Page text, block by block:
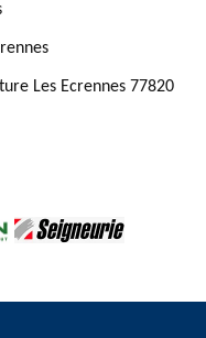
Les Ecrennes 77820